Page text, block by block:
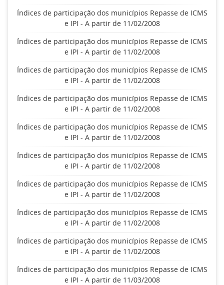
Índices de participação dos municípios Repasse de ICMS
e IPI - A partir de 11/02/2008
Índices de participação dos municípios Repasse de ICMS
e IPI - A partir de 11/02/2008
Índices de participação dos municípios Repasse de ICMS
e IPI - A partir de 11/02/2008
Índices de participação dos municípios Repasse de ICMS
e IPI - A partir de 11/02/2008
Índices de participação dos municípios Repasse de ICMS
e IPI - A partir de 11/02/2008
Índices de participação dos municípios Repasse de ICMS
e IPI - A partir de 11/02/2008
Índices de participação dos municípios Repasse de ICMS
e IPI - A partir de 11/02/2008
Índices de participação dos municípios Repasse de ICMS
e IPI - A partir de 11/02/2008
Índices de participação dos municípios Repasse de ICMS
e IPI - A partir de 11/02/2008
Índices de participação dos municípios Repasse de ICMS
e IPI - A partir de 11/03/2008